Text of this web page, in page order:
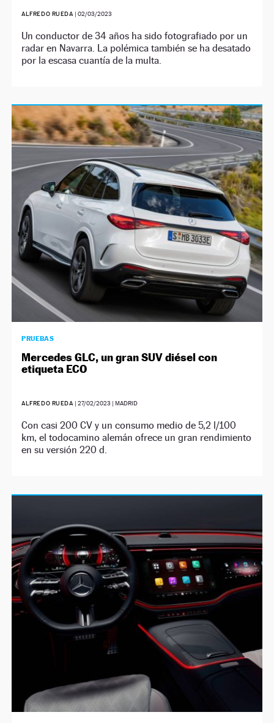
ALFREDO RUEDA |02/03/2023
Un conductor de 34 años ha sido fotografiado por un
radar en Navarra. La polémica también se ha desatado
por la escasa cuantía de la multa.
PRUEBAS
Mercedes GLC, un gran SUV diésel con
etiqueta ECO
ALFREDO RUEDA |27/02/2023 | MADRID
Con casi 200 CV y un consumo medio de 5,2 l/100
km, el todocamino alemán ofrece un gran rendimiento
en su versión 220 d.